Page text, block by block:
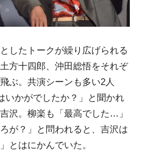
したトークが繰り広げられる
方十四郎、沖田総悟をそれぞ
ぶ。共演シーンも多い2人
いかがでしたか？」と聞かれ
沢。柳楽も「最高でした…」
が？」と問われると、吉沢は
とはにかんでいた。